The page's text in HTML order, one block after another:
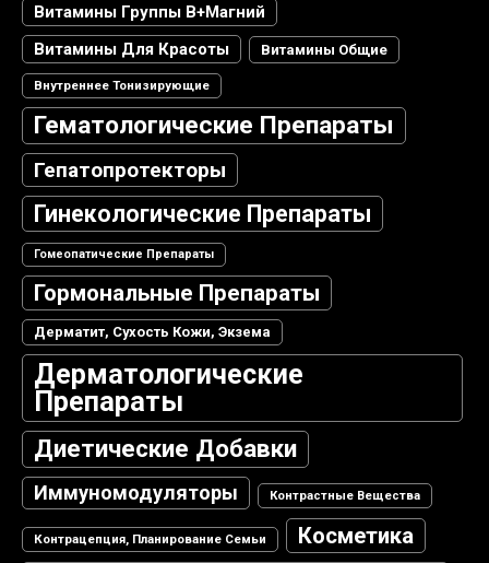
Витамины Группы В+магний
Витамины Для Красоты
Витамины Общие
Внутреннее Тонизирующие
Гематологические Препараты
Гепатопротекторы
Гинекологические Препараты
Гомеопатические Препараты
Гормональные Препараты
Дерматит, Сухость Кожи, Экзема
Дерматологические
Препараты
Диетические Добавки
Иммуномодуляторы Контрастные Вещества
Контрацепция, Планирование Семьи Косметика